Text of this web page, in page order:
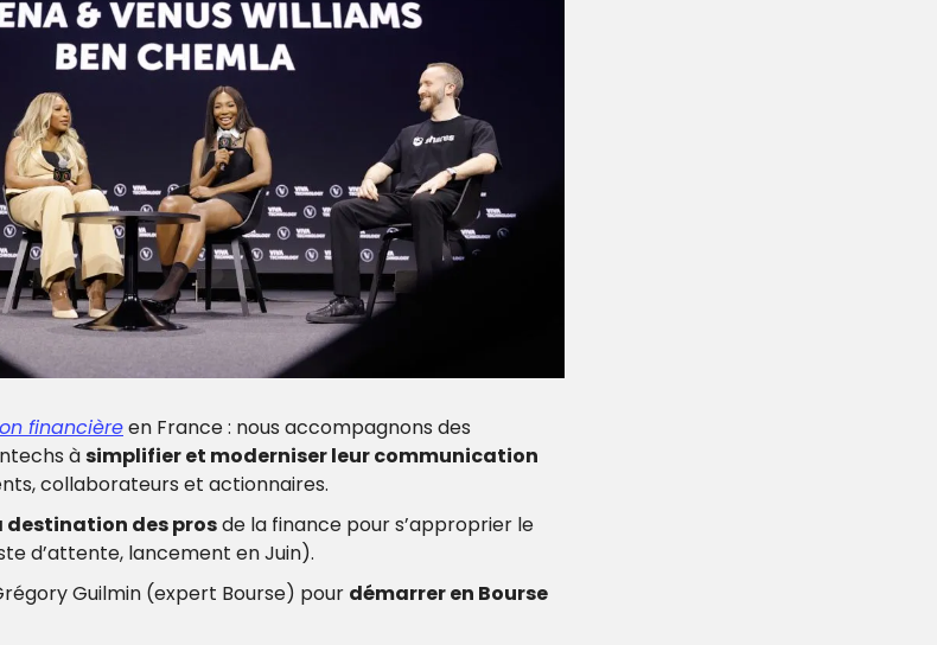
financière en France : nous accompagnons des
à simplifier et moderniser leur communication
collaborateurs et actionnaires.
des pros de la finance pour s’approprier le
d’attente, lancement en Juin).
Guilmin (expert Bourse) pour démarrer en Bourse